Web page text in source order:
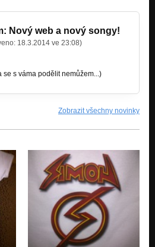
Nový web a nový songy!
18.3.2014 ve 23:08)
se s váma podělit nemůžem...)
Zobrazit všechny novinky